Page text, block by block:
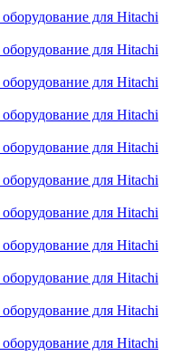
для Hitachi
для Hitachi
для Hitachi
для Hitachi
для Hitachi
для Hitachi
для Hitachi
для Hitachi
для Hitachi
для Hitachi
для Hitachi